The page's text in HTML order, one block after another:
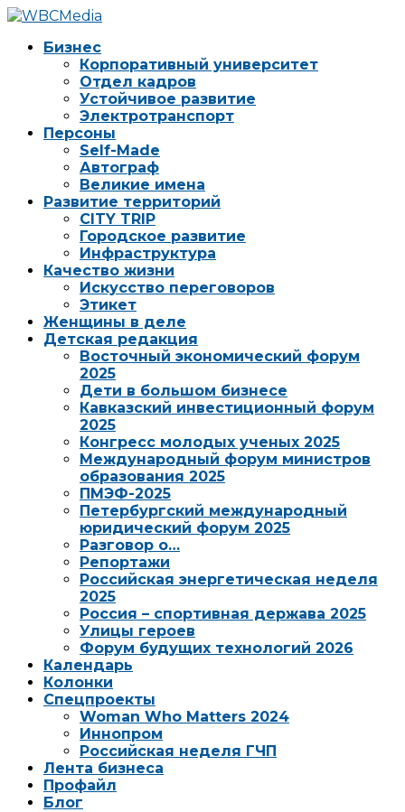
Бизнес
Корпоративный университет
Отдел кадров
Устойчивое развитие
Электротранспорт
Персоны
Self-Made
Автограф
Великие имена
Развитие территорий
CITY TRIP
Городское развитие
Инфраструктура
Качество жизни
Искусство переговоров
Этикет
Женщины в деле
Детская редакция
Восточный экономический форум
2025
Дети в большом бизнесе
Кавказский инвестиционный форум
2025
Конгресс молодых ученых 2025
Международный форум министров
образования 2025
ПМЭФ-2025
Петербургский международный
юридический форум 2025
Разговор о…
Репортажи
Российская энергетическая неделя
2025
Россия – спортивная держава 2025
Улицы героев
Форум будущих технологий 2026
Календарь
Колонки
Спецпроекты
Woman Who Matters 2024
Иннопром
Российская неделя ГЧП
Лента бизнеса
Профайл
Блог